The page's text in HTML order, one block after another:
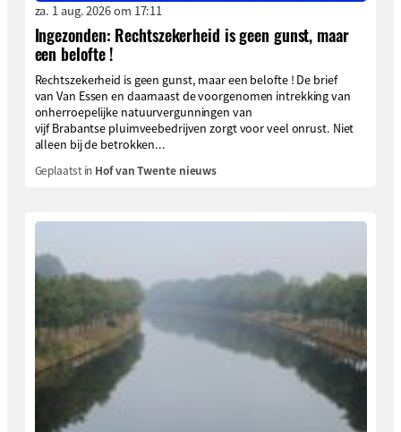
za. 1 aug. 2026 om 17:11
Ingezonden: Rechtszekerheid is geen gunst, maar
een belofte !
Rechtszekerheid is geen gunst, maar een belofte ! De brief
van Van Essen en daarnaast de voorgenomen intrekking van
onherroepelijke natuurvergunningen van
vijf Brabantse pluimveebedrijven zorgt voor veel onrust. Niet
alleen bij de betrokken...
Geplaatst in Hof van Twente nieuws